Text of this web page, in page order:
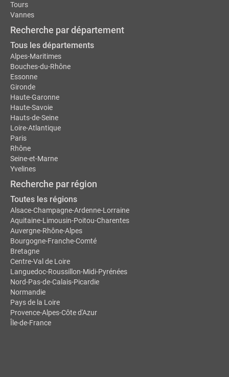
Tours
Vannes
Recherche par département
Tous les départements
Alpes-Maritimes
Bouches-du-Rhône
Essonne
Gironde
Haute-Garonne
Haute-Savoie
Hauts-de-Seine
Loire-Atlantique
Paris
Rhône
Seine-et-Marne
Yvelines
Recherche par région
Toutes les régions
Alsace-Champagne-Ardenne-Lorraine
Aquitaine-Limousin-Poitou-Charentes
Auvergne-Rhône-Alpes
Bourgogne-Franche-Comté
Bretagne
Centre-Val de Loire
Languedoc-Roussillon-Midi-Pyrénées
Nord-Pas-de-Calais-Picardie
Normandie
Pays de la Loire
Provence-Alpes-Côte d'Azur
Île-de-France